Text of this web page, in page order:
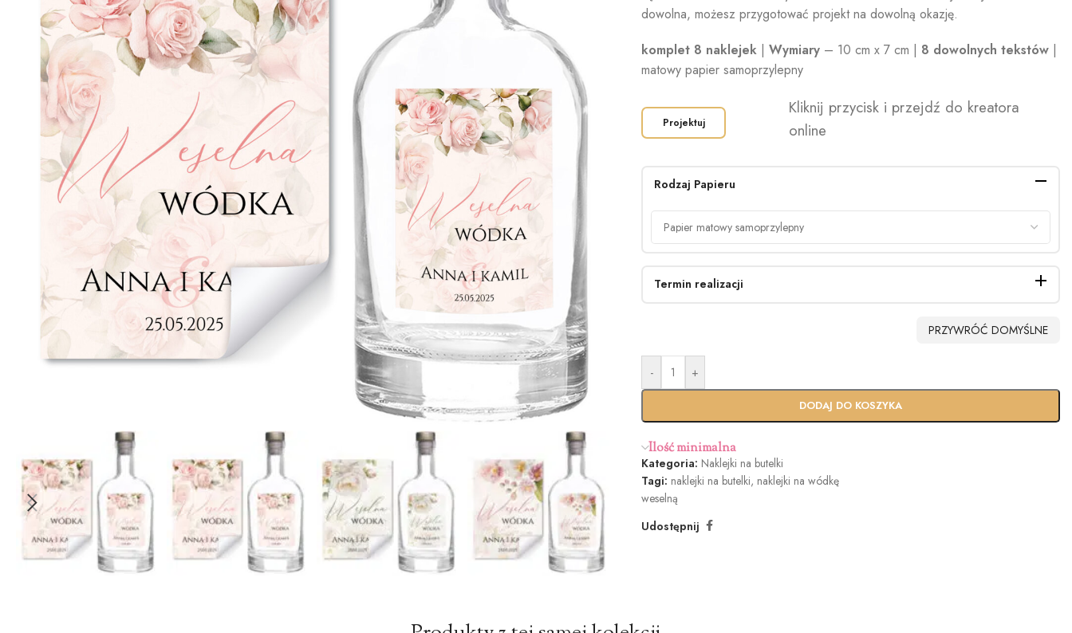
dowolna, możesz przygotować projekt na dowolną okazję.
komplet 8 naklejek | Wymiary – 10 cm x 7 cm | 8 dowolnych tekstów |
matowy papier samoprzylepny
Projektuj
Kliknij przycisk i przejdź do kreatora
online
Rodzaj Papieru
Termin realizacji
termin
Usługa Ekspres
(+100zł)
PRZYWRÓĆ DOMYŚLNE
- +
DODAJ DO KOSZYKA
Ilość minimalna
Kategoria: Naklejki na butelki
Tagi: naklejki na butelki, naklejki na wódkę
weselną
Udostępnij